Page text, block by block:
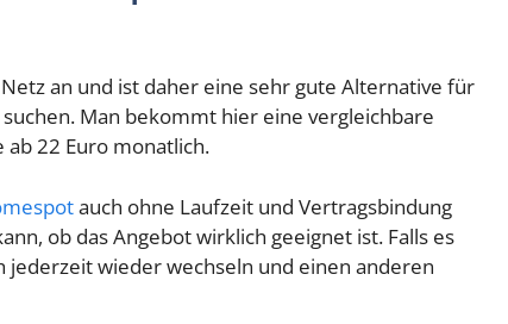
an und ist daher eine sehr gute Alternative für
Man bekommt hier eine vergleichbare
22 Euro monatlich.
auch ohne Laufzeit und Vertragsbindung
ob das Angebot wirklich geeignet ist. Falls es
jederzeit wieder wechseln und einen anderen